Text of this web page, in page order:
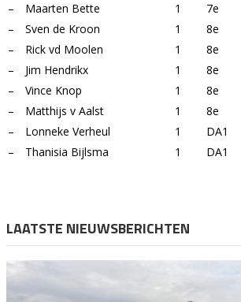
–
Maarten Bette 1
7e
–
Sven de Kroon 1
8e
–
Rick vd Moolen 1
8e
–
Jim Hendrikx 1
8e
–
Vince Knop 1
8e
–
Matthijs v Aalst 1
8e
–
Lonneke Verheul 1
DA1
–
Thanisia Bijlsma 1 DA1
LAATSTE NIEUWSBERICHTEN